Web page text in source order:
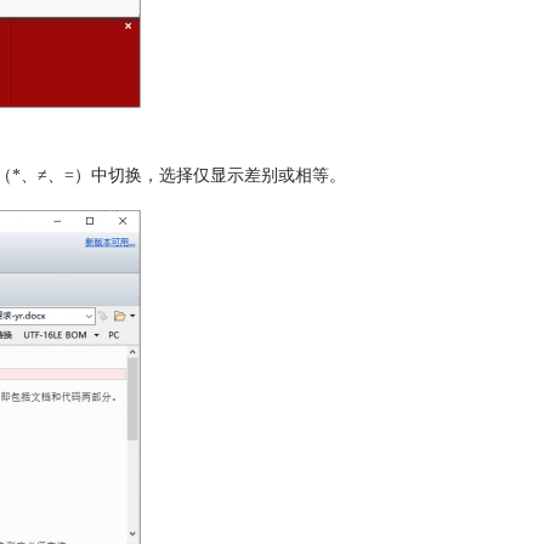
、≠、=）中切换，选择仅显示差别或相等。